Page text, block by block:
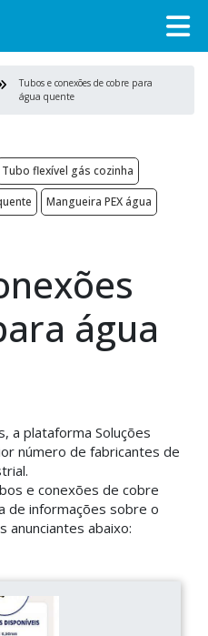
Tubos e conexões de cobre para
água quente
Tubo flexível gás cozinha
Mangueira PEX água
água
a plataforma Soluções
número de fabricantes de
e conexões de cobre
de informações sobre o
anunciantes abaixo: